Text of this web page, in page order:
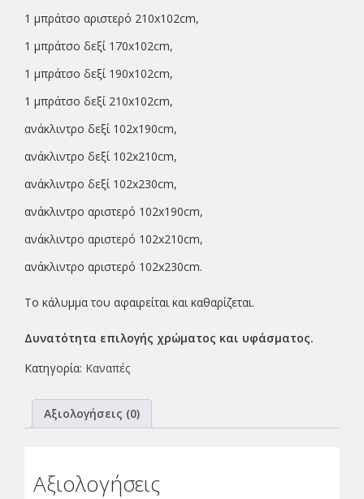
1 μπράτσο αριστερό 210x102cm,
1 μπράτσο δεξί 170x102cm,
1 μπράτσο δεξί 190x102cm,
1 μπράτσο δεξί 210x102cm,
ανάκλιντρο δεξί 102x190cm,
ανάκλιντρο δεξί 102x210cm,
ανάκλιντρο δεξί 102x230cm,
ανάκλιντρο αριστερό 102x190cm,
ανάκλιντρο αριστερό 102x210cm,
ανάκλιντρο αριστερό 102x230cm.
Το κάλυμμα του αφαιρείται και καθαρίζεται.
Δυνατότητα επιλογής χρώματος και υφάσματος.
Κατηγορία: Καναπές
Αξιολογήσεις (0)
Αξιολογήσεις